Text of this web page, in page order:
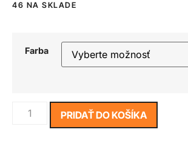
46 NA SKLADE
Farba
PRIDAŤ DO KOŠÍKA